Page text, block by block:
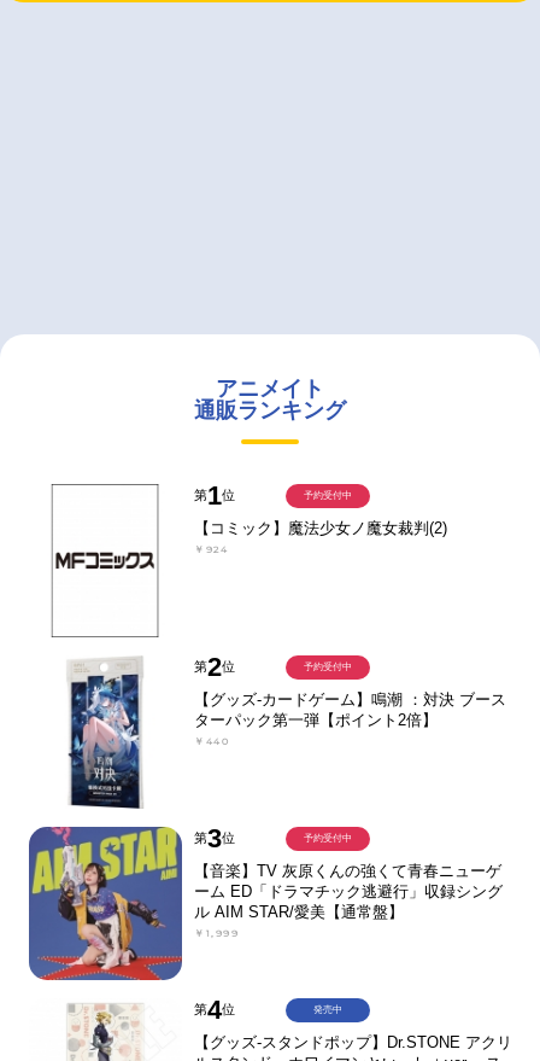
アニメイト
通販ランキング
第1位
【コミック】魔法少女ノ魔女裁判(2)
￥924
予約受付中
第2位
【グッズ-カードゲーム】鳴潮 ：対決 ブース
ターパック第一弾【ポイント2倍】
￥440
予約受付中
第3位
【音楽】TV 灰原くんの強くて青春ニューゲ
ーム ED「ドラマチック逃避行」収録シング
ル AIM STAR/愛美【通常盤】
￥1,999
予約受付中
第4位
【グッズ-スタンドポップ】Dr.STONE アクリ
発売中